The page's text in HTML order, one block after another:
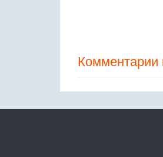
Комментарии